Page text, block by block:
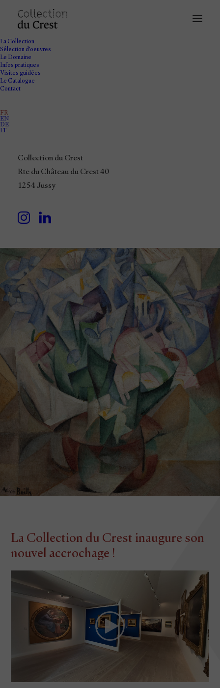
La Collection
Sélection d’oeuvres
Le Domaine
Infos pratiques
Visites guidées
Le Catalogue
Contact
FR
EN
DE
IT
Collection du Crest
Rte du Château du Crest 40
1254 Jussy
Artistes de
Genevoise
La Collection du Crest inaugure son
nouvel accrochage !